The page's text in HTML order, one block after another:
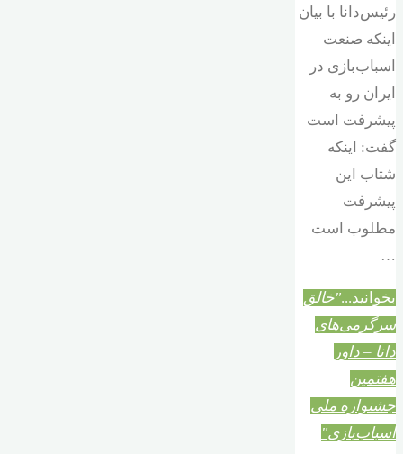
رئیس‌دانا با بیان
اینکه صنعت
اسباب‌بازی در
ایران رو به
پیشرفت است
گفت: اینکه
شتاب این
پیشرفت
مطلوب است
…
بخوانید..."خالق
سرگرمی‌های
دانا – داور
هفتمین
جشنواره ملی
اسباب‌بازی"